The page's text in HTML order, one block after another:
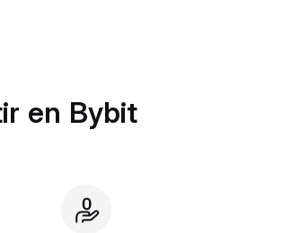
en Bybit